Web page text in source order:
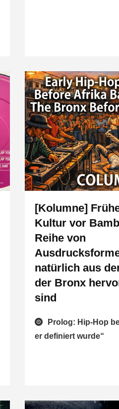
[Kolumne]
Kultur vor
Reihe von
natürlich aus
der Bronx
sind
Prolog: Hip-Hop
er definiert wurde“